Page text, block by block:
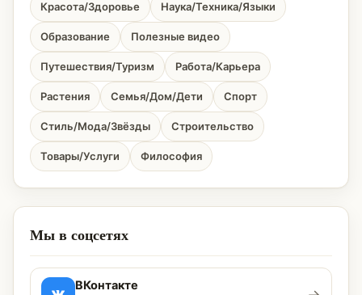
Красота/Здоровье Наука/Техника/Языки
Образование Полезные видео
Путешествия/Туризм Работа/Карьера
Растения Семья/Дом/Дети Спорт
Стиль/Мода/Звёзды Строительство
Товары/Услуги Философия
Мы в соцсетях
ВКонтакте